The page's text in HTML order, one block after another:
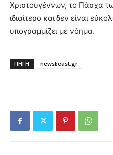
Χριστουγέννων, το Πάσχα
ιδιαίτερο και δεν είναι
υπογραμμίζει με νόημα.
ΠΗΓΗ newsbeast.gr